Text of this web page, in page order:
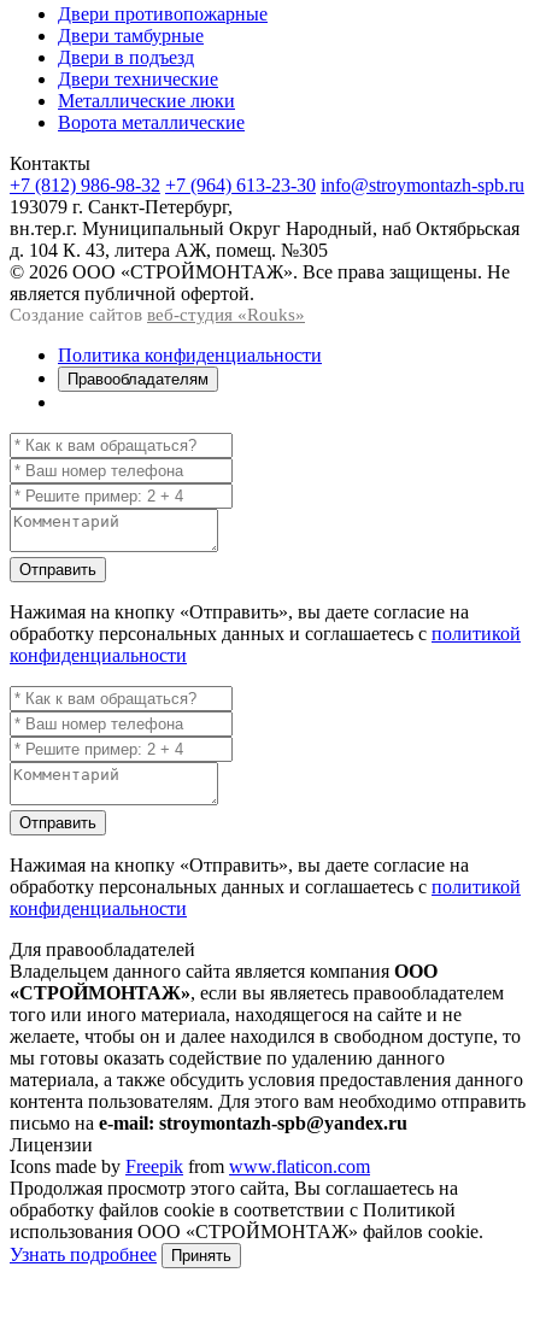
Двери противопожарные
Двери тамбурные
Двери в подъезд
Двери технические
Металлические люки
Ворота металлические
Контакты
+7 (812) 986-98-32 +7 (964) 613-23-30 info@stroymontazh-spb.ru
193079 г. Санкт-Петербург,
вн.тер.г. Муниципальный Округ Народный, наб Октябрьская
д. 104 К. 43, литера АЖ, помещ. №305
© 2026 ООО «СТРОЙМОНТАЖ». Все права защищены. Не
является публичной офертой.
Создание сайтов веб-студия «Rouks»
Политика конфиденциальности
Правообладателям
Отправить
Нажимая на кнопку «Отправить», вы даете согласие на
обработку персональных данных и соглашаетесь с политикой
конфиденциальности
Отправить
Нажимая на кнопку «Отправить», вы даете согласие на
обработку персональных данных и соглашаетесь с политикой
конфиденциальности
Для правообладателей
Владельцем данного сайта является компания ООО
«СТРОЙМОНТАЖ», если вы являетесь правообладателем
того или иного материала, находящегося на сайте и не
желаете, чтобы он и далее находился в свободном доступе, то
мы готовы оказать содействие по удалению данного
материала, а также обсудить условия предоставления данного
контента пользователям. Для этого вам необходимо отправить
письмо на e-mail: stroymontazh-spb@yandex.ru
Лицензии
Icons made by Freepik from www.flaticon.com
Продолжая просмотр этого сайта, Вы соглашаетесь на
обработку файлов cookie в соответствии с Политикой
использования ООО «СТРОЙМОНТАЖ» файлов cookie.
Узнать подробнее
Принять